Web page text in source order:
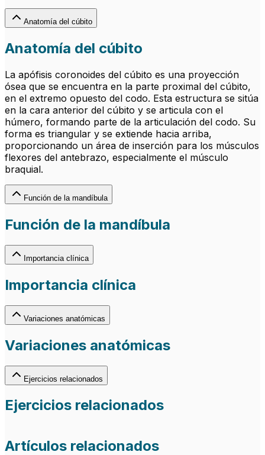
Anatomía del cúbito
Anatomía del cúbito
La apófisis coronoides del cúbito es una proyección
ósea que se encuentra en la parte proximal del cúbito,
en el extremo opuesto del codo. Esta estructura se sitúa
en la cara anterior del cúbito y se articula con el
húmero, formando parte de la articulación del codo. Su
forma es triangular y se extiende hacia arriba,
proporcionando un área de inserción para los músculos
flexores del antebrazo, especialmente el músculo
braquial.
Función de la mandíbula
Función de la mandíbula
Importancia clínica
Importancia clínica
Variaciones anatómicas
Variaciones anatómicas
Ejercicios relacionados
Ejercicios relacionados
Artículos relacionados